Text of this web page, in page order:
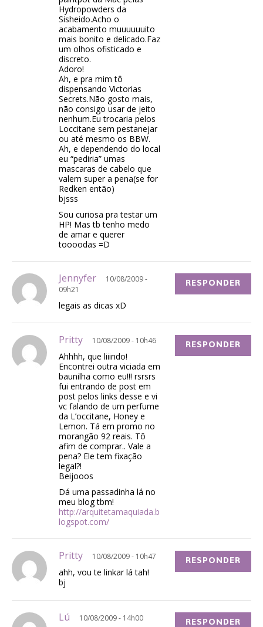
Hydropowders da
Sisheido.Acho o
acabamento muuuuuuito
mais bonito e delicado.Faz
um olhos ofisticado e
discreto.
Adoro!
Ah, e pra mim tô
dispensando Victorias
Secrets.Não gosto mais,
não consigo usar de jeito
nenhum.Eu trocaria pelos
Loccitane sem pestanejar
ou até mesmo os BBW.
Ah, e dependendo do local
eu “pediria” umas
mascaras de cabelo que
valem super a pena(se for
Redken então)
bjsss
Sou curiosa pra testar um
HP! Mas tb tenho medo
de amar e querer
toooodas =D
Jennyfer
10/08/2009 -
09h21
legais as dicas xD
RESPONDER
Pritty 10/08/2009 - 10h46
Ahhhh, que liiindo!
Encontrei outra viciada em
baunilha como eu!!! rsrsrs
fui entrando de post em
post pelos links desse e vi
vc falando de um perfume
da L’occitane, Honey e
Lemon. Tá em promo no
morangão 92 reais. Tô
afim de comprar.. Vale a
pena? Ele tem fixação
legal?!
Beijooos
Dá uma passadinha lá no
meu blog tbm!
http://arquitetamaquiada.b
logspot.com/
RESPONDER
Pritty 10/08/2009 - 10h47
ahh, vou te linkar lá tah!
bj
RESPONDER
Lú 10/08/2009 - 14h00 RESPONDER